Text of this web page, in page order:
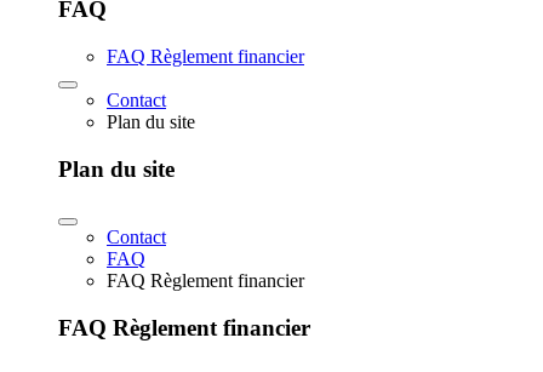
FAQ
FAQ Règlement financier
Contact
Plan du site
Plan du site
Contact
FAQ
FAQ Règlement financier
FAQ Règlement financier